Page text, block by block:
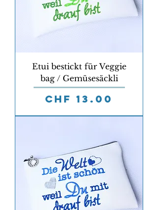
Etui bestickt für Veggie
bag / Gemüsesäckli
Preis
CHF 13.00